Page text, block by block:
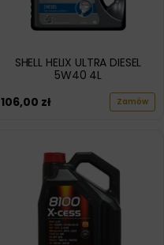
SHELL HELIX ULTRA DIESEL
5W40 4L
106,00 zł Zamów